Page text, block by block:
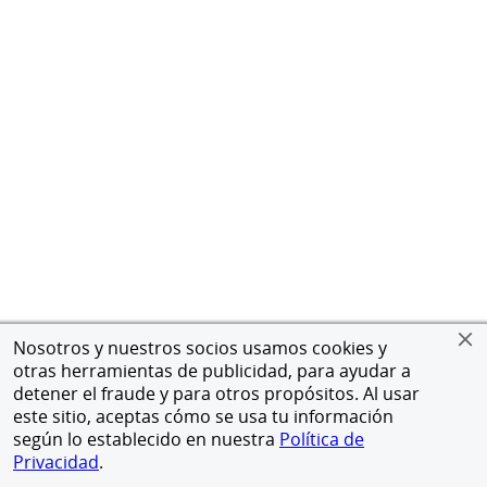
Nosotros y nuestros socios usamos cookies y
otras herramientas de publicidad, para ayudar a
detener el fraude y para otros propósitos. Al usar
este sitio, aceptas cómo se usa tu información
según lo establecido en nuestra Política de
Privacidad.